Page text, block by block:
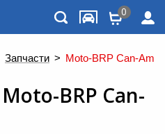
0
Запчасти > Moto-BRP Can-Am
Moto-BRP Can-